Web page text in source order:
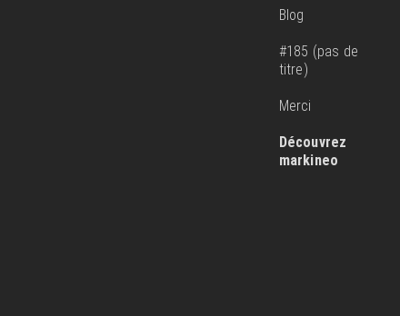
Blog
#185 (pas de
titre)
Merci
Découvrez
markineo